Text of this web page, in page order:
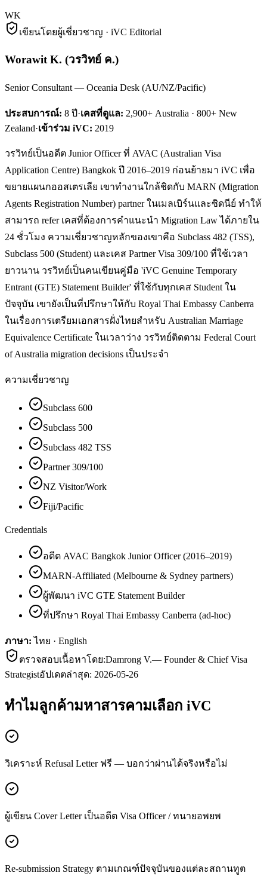
WK
เขียนโดยผู้เชี่ยวชาญ · iVC Editorial
Worawit K. (วรวิทย์ ค.)
Senior Consultant — Oceania Desk (AU/NZ/Pacific)
ประสบการณ์: 8 ปี·เคสที่ดูแล: 2,900+ Australia · 800+ New
Zealand·เข้าร่วม iVC: 2019
วรวิทย์เป็นอดีต Junior Officer ที่ AVAC (Australian Visa
Application Centre) Bangkok ปี 2016–2019 ก่อนย้ายมา iVC เพื่อ
ขยายแผนกออสเตรเลีย เขาทำงานใกล้ชิดกับ MARN (Migration
Agents Registration Number) partner ในเมลเบิร์นและซิดนีย์ ทำให้
สามารถ refer เคสที่ต้องการคำแนะนำ Migration Law ได้ภายใน
24 ชั่วโมง ความเชี่ยวชาญหลักของเขาคือ Subclass 482 (TSS),
Subclass 500 (Student) และเคส Partner Visa 309/100 ที่ใช้เวลา
ยาวนาน วรวิทย์เป็นคนเขียนคู่มือ 'iVC Genuine Temporary
Entrant (GTE) Statement Builder' ที่ใช้กับทุกเคส Student ใน
ปัจจุบัน เขายังเป็นที่ปรึกษาให้กับ Royal Thai Embassy Canberra
ในเรื่องการเตรียมเอกสารฝั่งไทยสำหรับ Australian Marriage
Equivalence Certificate ในเวลาว่าง วรวิทย์ติดตาม Federal Court
of Australia migration decisions เป็นประจำ
ความเชี่ยวชาญ
Subclass 600
Subclass 500
Subclass 482 TSS
Partner 309/100
NZ Visitor/Work
Fiji/Pacific
Credentials
อดีต AVAC Bangkok Junior Officer (2016–2019)
MARN-Affiliated (Melbourne & Sydney partners)
ผู้พัฒนา iVC GTE Statement Builder
ที่ปรึกษา Royal Thai Embassy Canberra (ad-hoc)
ภาษา: ไทย · English
ตรวจสอบเนื้อหาโดย:Damrong V.— Founder & Chief Visa
Strategistอัปเดตล่าสุด: 2026-05-26
ทำไมลูกค้ามหาสารคามเลือก iVC
วิเคราะห์ Refusal Letter ฟรี — บอกว่าผ่านได้จริงหรือไม่
ผู้เขียน Cover Letter เป็นอดีต Visa Officer / ทนายอพยพ
Re-submission Strategy ตามเกณฑ์ปัจจุบันของแต่ละสถานทูต